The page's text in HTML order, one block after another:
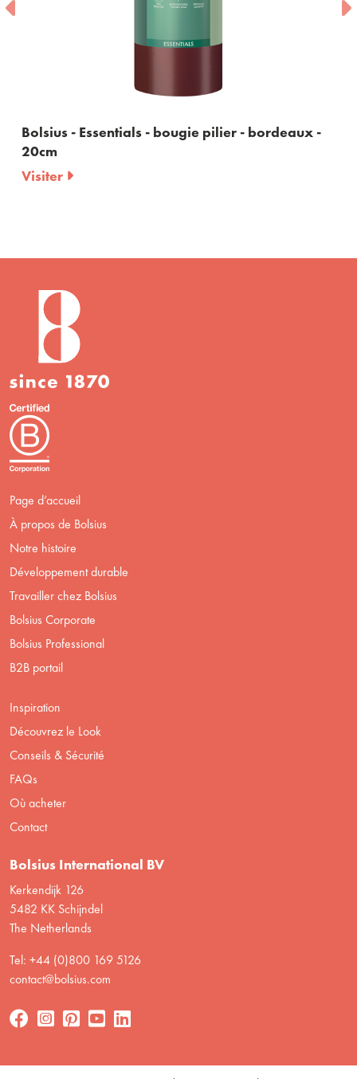
Bolsius - Essentials - bougie pilier - bordeaux -
20cm
Visiter
Page d’accueil
À propos de Bolsius
Notre histoire
Développement durable
Travailler chez Bolsius
Bolsius Corporate
Bolsius Professional
B2B portail
Inspiration
Découvrez le Look
Conseils & Sécurité
FAQs
Où acheter
Contact
Bolsius International BV
Kerkendijk 126
5482 KK Schijndel
The Netherlands
Tel: +44 (0)800 169 5126
contact@bolsius.com